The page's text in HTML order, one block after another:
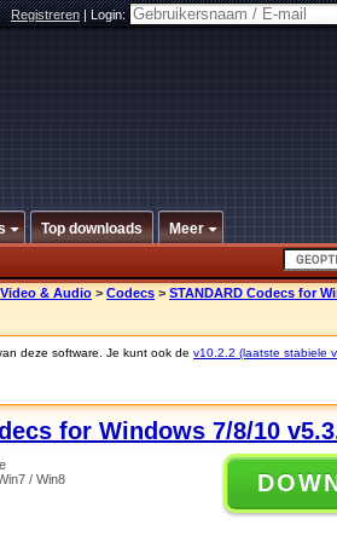
Registreren|Login:
Top downloads Meer
Video & Audio > Codecs > STANDARD Codecs for
deze software. Je kunt ook de v10.2.2 (laatste stabiele
for Windows 7/8/10
/ Win8